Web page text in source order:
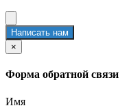
Написать нам
×
Форма обратной связи
Имя